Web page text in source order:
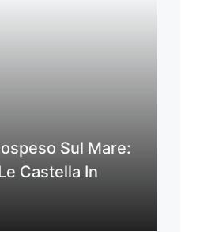
Sul Mare:
Castella In